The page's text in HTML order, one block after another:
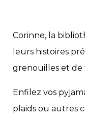
Corinne, la
leurs histoires
grenouilles et de
Enfilez vos
plaids ou autres